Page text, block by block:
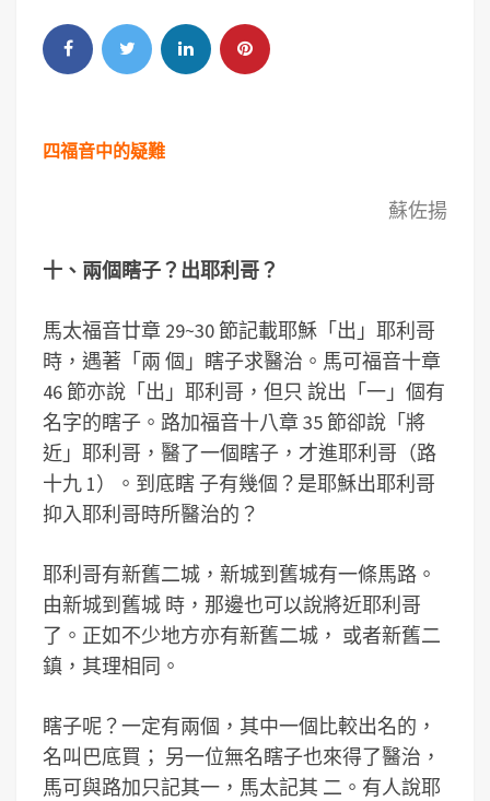
四福音中的疑難
蘇佐揚
十、兩個瞎子？出耶利哥？
馬太福音廿章 29~30 節記載耶穌「出」耶利哥
時，遇著「兩 個」瞎子求醫治。馬可福音十章
46 節亦說「出」耶利哥，但只 說出「一」個有
名字的瞎子。路加福音十八章 35 節卻說「將
近」耶利哥，醫了一個瞎子，才進耶利哥（路
十九 1）。到底瞎 子有幾個？是耶穌出耶利哥
抑入耶利哥時所醫治的？
耶利哥有新舊二城，新城到舊城有一條馬路。
由新城到舊城 時，那邊也可以說將近耶利哥
了。正如不少地方亦有新舊二城， 或者新舊二
鎮，其理相同。
瞎子呢？一定有兩個，其中一個比較出名的，
名叫巴底買； 另一位無名瞎子也來得了醫治，
馬可與路加只記其一，馬太記其 二。有人說耶